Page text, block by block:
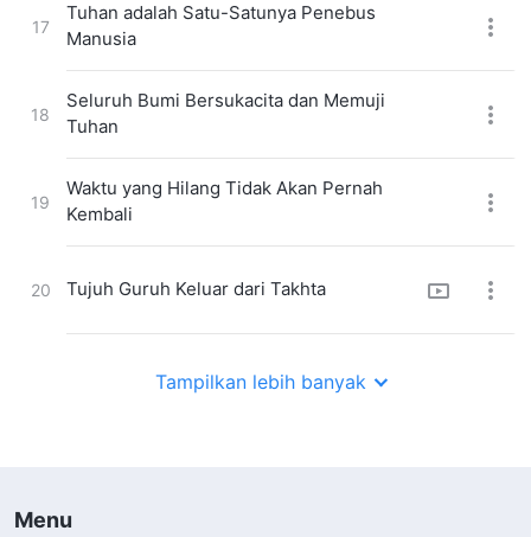
17
Tuhan adalah Satu-Satunya Penebus
Manusia
18
Seluruh Bumi Bersukacita dan Memuji
Tuhan
19
Waktu yang Hilang Tidak Akan Pernah
Kembali
20 Tujuh Guruh Keluar dari Takhta
Kerajaan Tuhan Telah Tampak di Bumi
Tampilkan lebih banyak
Menu